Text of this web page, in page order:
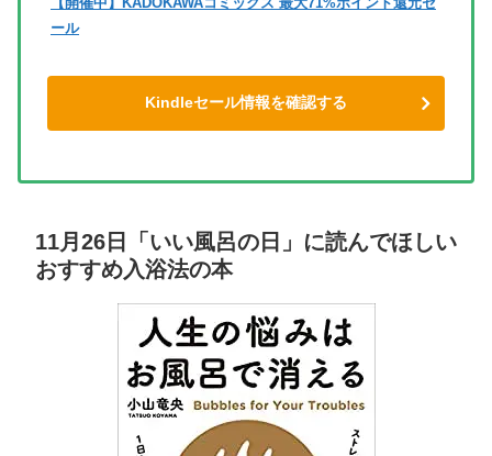
ール
Kindleセール情報を確認する
11月26日「いい風呂の日」に読んでほしい
おすすめ入浴法の本